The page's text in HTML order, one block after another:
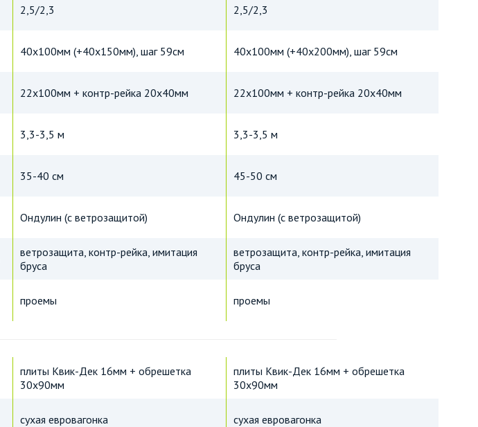
2,5/2,3
40х100мм (+40х150мм), шаг 59см
22х100мм + контр-рейка 20х40мм
3,3-3,5 м
35-40 см
Ондулин (с ветрозащитой)
ветрозащита, контр-рейка, имитация
бруса
проемы
плиты Квик-Дек 16мм + обрешетка
30х90мм
сухая евровагонка
2,5/2,3
40х100мм (+40х200мм), шаг 59см
22х100мм + контр-рейка 20х40мм
3,3-3,5 м
45-50 см
Ондулин (с ветрозащитой)
ветрозащита, контр-рейка, имитация
бруса
проемы
плиты Квик-Дек 16мм + обрешетка
30х90мм
сухая евровагонка